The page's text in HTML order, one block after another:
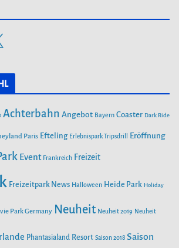
Achterbahn Angebot Bayern Coaster Dark Ride
Paris Efteling Erlebnispark Tripsdrill Eröffnung
Event Frankreich Freizeit
Freizeitpark News Halloween Heide Park Holiday
Park Germany Neuheit Neuheit 2019 Neuheit
Phantasialand Resort Saison 2018 Saison